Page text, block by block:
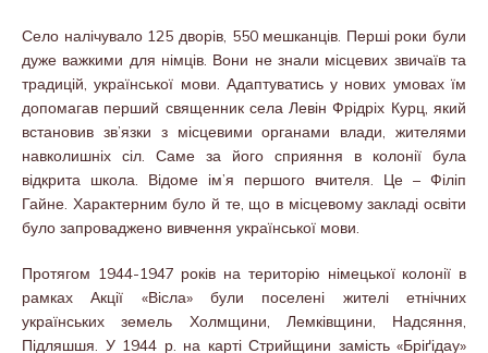
Село налічувало 125 дворів, 550 мешканців. Перші роки були
дуже важкими для німців. Вони не знали місцевих звичаїв та
традицій, української мови. Адаптуватись у нових умовах їм
допомагав перший священник села Левін Фрідріх Курц, який
встановив зв’язки з місцевими органами влади, жителями
навколишніх сіл. Саме за його сприяння в колонії була
відкрита школа. Відоме ім’я першого вчителя. Це – Філіп
Гайне. Характерним було й те, що в місцевому закладі освіти
було запроваджено вивчення української мови.
Протягом 1944-1947 років на територію німецької колонії в
рамках Акції «Вісла» були поселені жителі етнічних
українських земель Холмщини, Лемківщини, Надсяння,
Підляшшя. У 1944 р. на карті Стрийщини замість «Бріґідау»